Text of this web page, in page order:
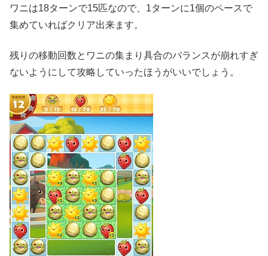
ワニは18ターンで15匹なので、1ターンに1個のペースで
集めていればクリア出来ます。
残りの移動回数とワニの集まり具合のバランスが崩れすぎ
ないようにして攻略していったほうがいいでしょう。